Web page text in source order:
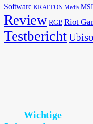
Software KRAFTON Media MSI
Review RGB Riot
Testbericht
Wichtige